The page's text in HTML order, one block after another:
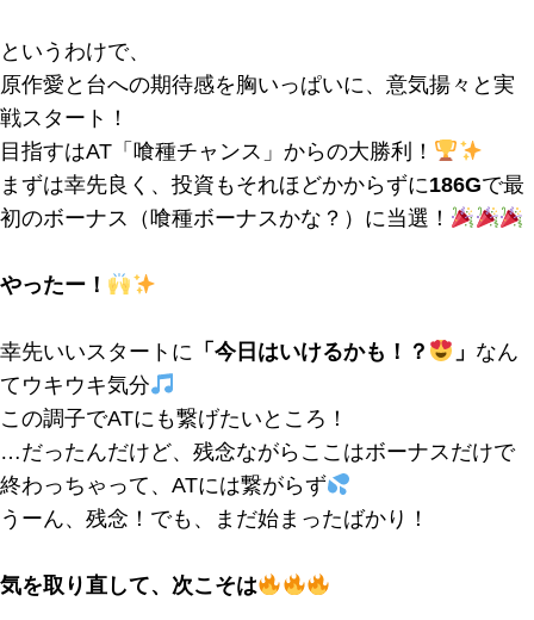
というわけで、
原作愛と台への期待感を胸いっぱいに、意気揚々と実
戦スタート！
目指すはAT「喰種チャンス」からの大勝利！
まずは幸先良く、投資もそれほどかからずに186Gで最
初のボーナス（喰種ボーナスかな？）に当選！
やったー！
幸先いいスタートに 「今日はいけるかも！？ 」 なん
てウキウキ気分
この調子でATにも繋げたいところ！
…だったんだけど、残念ながらここはボーナスだけで
終わっちゃって、ATには繋がらず
うーん、残念！でも、まだ始まったばかり！
気を取り直して、次こそは